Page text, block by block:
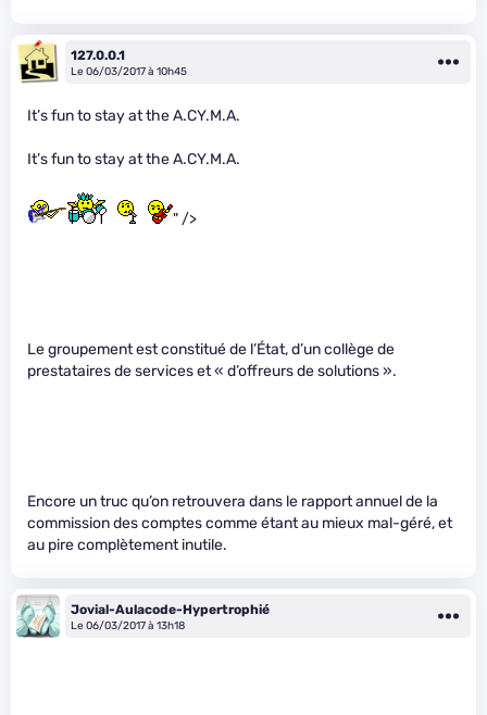
127.0.0.1
Le 06/03/2017 à 10h45
It’s fun to stay at the A.CY.M.A.
It’s fun to stay at the A.CY.M.A.
" />
Le groupement est constitué de l’État, d’un collège de
prestataires de services et « d’offreurs de solutions ».
Encore un truc qu’on retrouvera dans le rapport annuel de la
commission des comptes comme étant au mieux mal-géré, et
au pire complètement inutile.
Jovial-Aulacode-Hypertrophié
Le 06/03/2017 à 13h18